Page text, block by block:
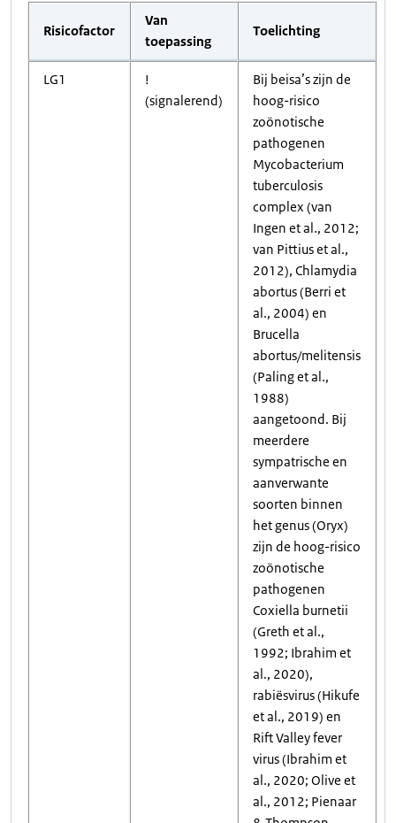
Risicofactor
Van
toepassing
Toelichting
LG1
!
(signalerend)
Bij beisa’s zijn de
hoog-risico
zoönotische
pathogenen
Mycobacterium
tuberculosis
complex (van
Ingen et al., 2012;
van Pittius et al.,
2012), Chlamydia
abortus (Berri et
al., 2004) en
Brucella
abortus/melitensis
(Paling et al.,
1988)
aangetoond. Bij
meerdere
sympatrische en
aanverwante
soorten binnen
het genus (Oryx)
zijn de hoog-risico
zoönotische
pathogenen
Coxiella burnetii
(Greth et al.,
1992; Ibrahim et
al., 2020),
rabiësvirus (Hikufe
et al., 2019) en
Rift Valley fever
virus (Ibrahim et
al., 2020; Olive et
al., 2012; Pienaar